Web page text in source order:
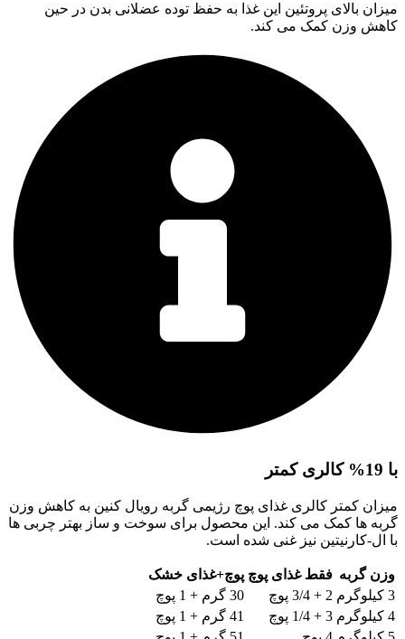
میزان بالای پروتئین این غذا به حفظ توده عضلانی بدن در حین
کاهش وزن کمک می کند.
با 19% کالری کمتر
میزان کمتر کالری غذای پوچ رژیمی گربه رویال کنین به کاهش وزن
گربه ها کمک می کند. این محصول برای سوخت و ساز بهتر چربی ها
با ال-کارنیتین نیز غنی شده است.
وزن گربه فقط غذای پوچ پوچ+غذای خشک
3 کیلوگرم
2 + 3/4 پوچ
30 گرم + 1 پوچ
4 کیلوگرم
3 + 1/4 پوچ
41 گرم + 1 پوچ